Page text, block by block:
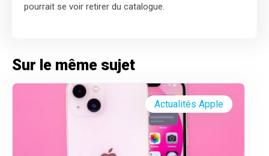
pourrait se voir retirer du catalogue.
Sur le même sujet
Actualités Apple